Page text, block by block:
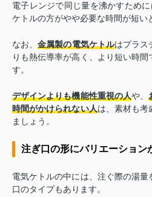
電子レンジで同じ量を沸かすため
ケトルの方がやや必要な時間が短い
なお、金属製の電気ケトルはプラス
りも熱伝導率が高く、より短い時
す。
デザインよりも機能性重視の人や、
時間がかけられない人は、素材も考
ましょう。
注ぎ口の形にバリエーション
電気ケトルの中には、注ぐ際の湯
口のタイプもあります。